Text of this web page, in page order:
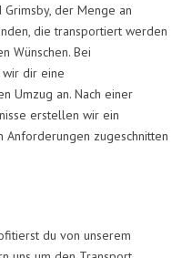
der Menge an
die transportiert werden
Wünschen. Bei
wir dir eine
Umzug an. Nach einer
erstellen wir ein
Anforderungen zugeschnitten
du von unserem